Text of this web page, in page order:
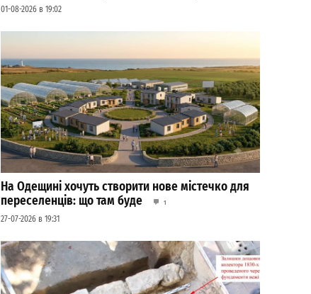
01-08-2026 в 19:02
На Одещині хочуть створити нове містечко для
переселенців: що там буде
1
27-07-2026 в 19:31